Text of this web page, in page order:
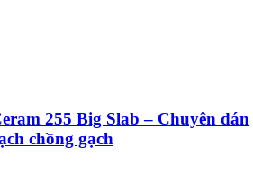
255 Big Slab – Chuyên dán
chồng gạch